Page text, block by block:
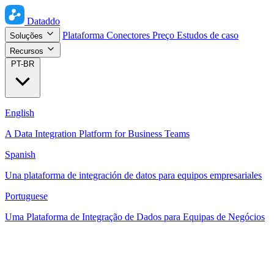
Dataddo
Soluções Plataforma Conectores Preço Estudos de caso
Recursos
PT-BR
English
A Data Integration Platform for Business Teams
Spanish
Una plataforma de integración de datos para equipos empresariales
Portuguese
Uma Plataforma de Integração de Dados para Equipas de Negócios